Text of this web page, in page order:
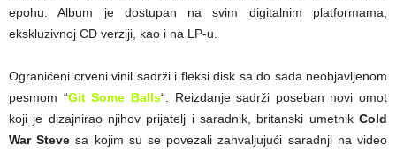
epohu. Album je dostupan na svim digitalnim platformama,
ekskluzivnoj CD verziji, kao i na LP-u.
Ograničeni crveni vinil sadrži i fleksi disk sa do sada neobjavljenom
pesmom “Git Some Balls“. Reizdanje sadrži poseban novi omot
koji je dizajnirao njihov prijatelj i saradnik, britanski umetnik Cold
War Steve sa kojim su se povezali zahvaljujući saradnji na video